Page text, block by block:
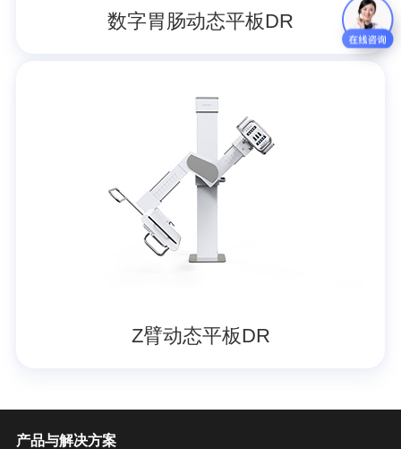
数字胃肠动态平板DR
Z臂动态平板DR
产品与解决方案